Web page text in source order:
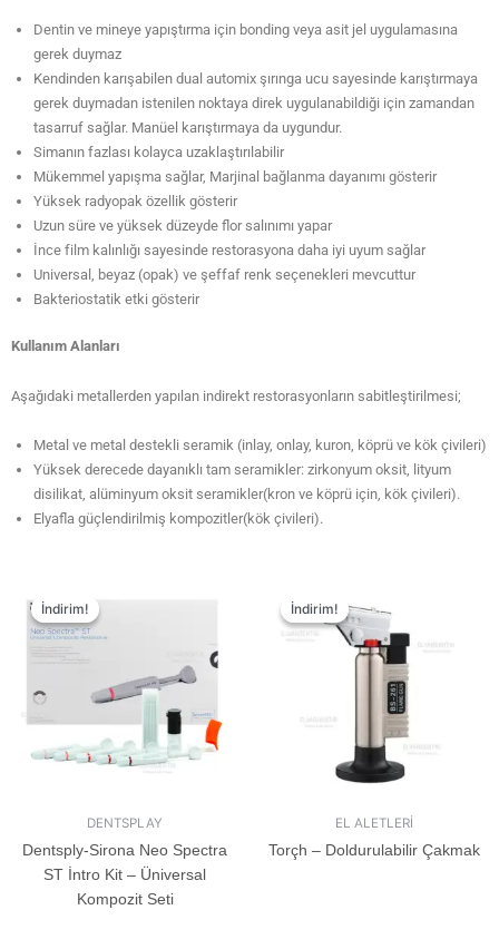
Dentin ve mineye yapıştırma için bonding veya asit jel uygulamasına
gerek duymaz
Kendinden karışabilen dual automix şırınga ucu sayesinde karıştırmaya
gerek duymadan istenilen noktaya direk uygulanabildiği için zamandan
tasarruf sağlar. Manüel karıştırmaya da uygundur.
Simanın fazlası kolayca uzaklaştırılabilir
Mükemmel yapışma sağlar, Marjinal bağlanma dayanımı gösterir
Yüksek radyopak özellik gösterir
Uzun süre ve yüksek düzeyde flor salınımı yapar
İnce film kalınlığı sayesinde restorasyona daha iyi uyum sağlar
Universal, beyaz (opak) ve şeffaf renk seçenekleri mevcuttur
Bakteriostatik etki gösterir
Kullanım Alanları
Aşağıdaki metallerden yapılan indirekt restorasyonların sabitleştirilmesi;
Metal ve metal destekli seramik (inlay, onlay, kuron, köprü ve kök çivileri)
Yüksek derecede dayanıklı tam seramikler: zirkonyum oksit, lityum
disilikat, alüminyum oksit seramikler(kron ve köprü için, kök çivileri).
Elyafla güçlendirilmiş kompozitler(kök çivileri).
İndirim!
İndirim!
DENTSPLAY
Dentsply-Sirona Neo Spectra
ST İntro Kit – Üniversal
Kompozit Seti
İndirim!
İndirim!
EL ALETLERİ
Torçh – Doldurulabilir Çakmak